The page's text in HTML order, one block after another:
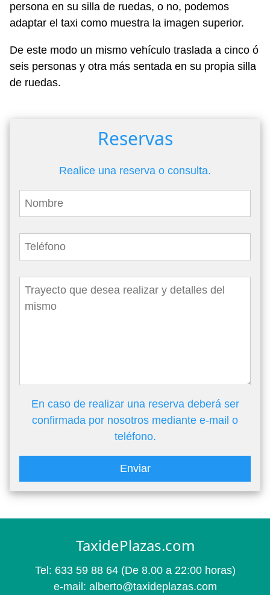
persona en su silla de ruedas, o no, podemos
adaptar el taxi como muestra la imagen superior.
De este modo un mismo vehículo traslada a cinco ó
seis personas y otra más sentada en su propia silla
de ruedas.
Reservas
Realice una reserva o consulta.
En caso de realizar una reserva deberá ser
confirmada por nosotros mediante e-mail o
teléfono.
Enviar
TaxidePlazas.com
Tel: 633 59 88 64 (De 8.00 a 22:00 horas)
e-mail: alberto@taxideplazas.com